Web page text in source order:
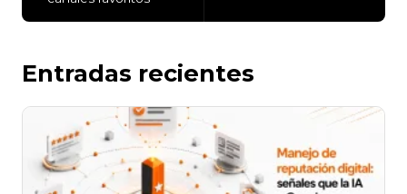
Entradas recientes